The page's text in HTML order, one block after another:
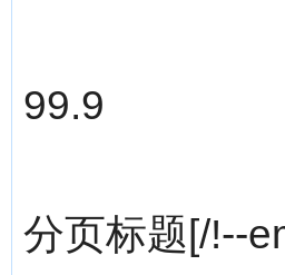
99.9
分页标题[/!--